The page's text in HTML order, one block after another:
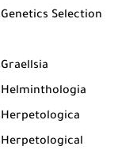
Genetics Selection
Graellsia
Helminthologia
Herpetologica
Herpetological